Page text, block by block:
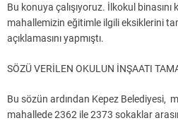
Bu konuya çalışıyoruz. İlkokul binasını
mahallemizin eğitimle ilgili eksiklerini
açıklamasını yapmıştı.
SÖZÜ VERİLEN OKULUN İNŞAATI
Bu sözün ardından Kepez Belediyesi,
mahallede 2362 ile 2373 sokaklar